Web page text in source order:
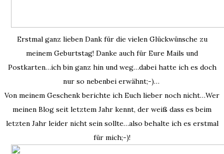
Erstmal ganz lieben Dank für die vielen Glückwünsche zu
meinem Geburtstag! Danke auch für Eure Mails und
Postkarten…ich bin ganz hin und weg…dabei hatte ich es doch
nur so nebenbei erwähnt;-)…
Von meinem Geschenk berichte ich Euch lieber noch nicht…Wer
meinen Blog seit letztem Jahr kennt, der weiß dass es beim
letzten Jahr leider nicht sein sollte…also behalte ich es erstmal
für mich;-)!